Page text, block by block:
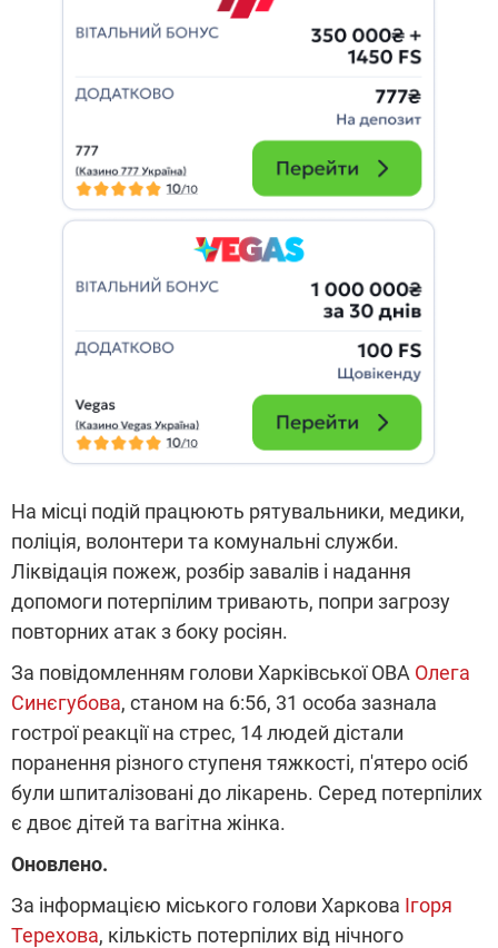
На місці подій працюють рятувальники, медики,
поліція, волонтери та комунальні служби.
Ліквідація пожеж, розбір завалів і надання
допомоги потерпілим тривають, попри загрозу
повторних атак з боку росіян.
За повідомленням голови Харківської ОВА Олега
Синєгубова, станом на 6:56, 31 особа зазнала
гострої реакції на стрес, 14 людей дістали
поранення різного ступеня тяжкості, п'ятеро осіб
були шпиталізовані до лікарень. Серед потерпілих
є двоє дітей та вагітна жінка.
Оновлено.
За інформацією міського голови Харкова Ігоря
Терехова, кількість потерпілих від нічного